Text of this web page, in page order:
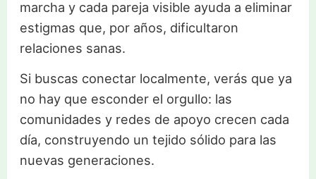
marcha y cada pareja visible ayuda a eliminar
estigmas que, por años, dificultaron
relaciones sanas.
Si buscas conectar localmente, verás que ya
no hay que esconder el orgullo: las
comunidades y redes de apoyo crecen cada
día, construyendo un tejido sólido para las
nuevas generaciones.